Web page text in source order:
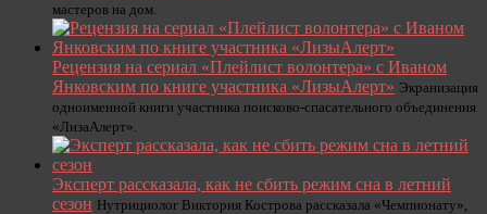
мастеров на дом.
Рецензия на сериал «Плейлист волонтера» с Иваном
Янковским по книге участника «ЛизыАлерт» Экранизация
одноименной книги участника поисково-спасательного объединения
«ЛизаАлерт».
Эксперт рассказала, как не сбить режим сна в летний
сезон Нутрициолог Виктория Кострова рассказала «Чемпионату»,